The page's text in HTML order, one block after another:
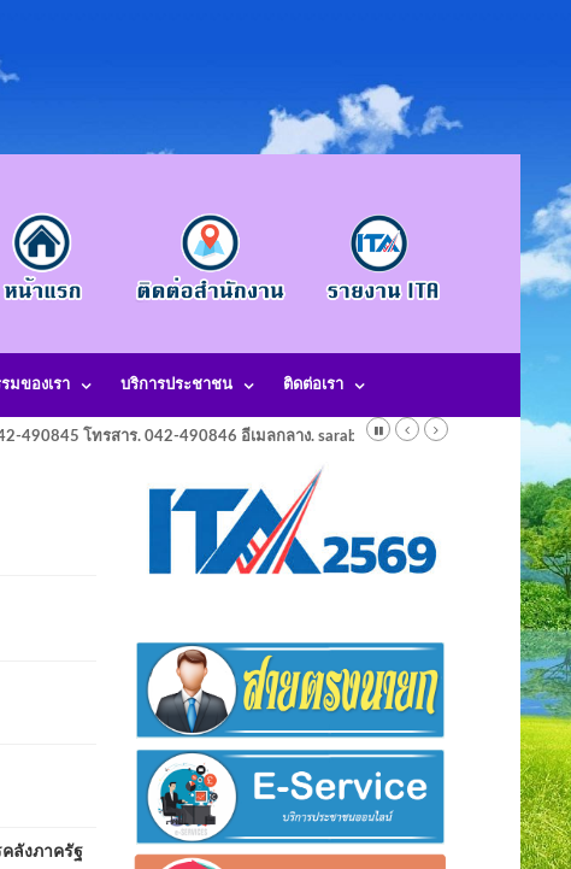
มของเรา บริการประชาชน ติดต่อเรา
โทรสาร. 042-490846 อีเมลกลาง. saraban@laotangkham.go.th
ลังภาครัฐ